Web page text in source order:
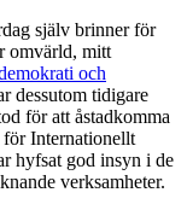
själv brinner för
omvärld, mitt
och
dessutom tidigare
för att åstadkomma
för Internationellt
hyfsat god insyn i de
verksamheter.